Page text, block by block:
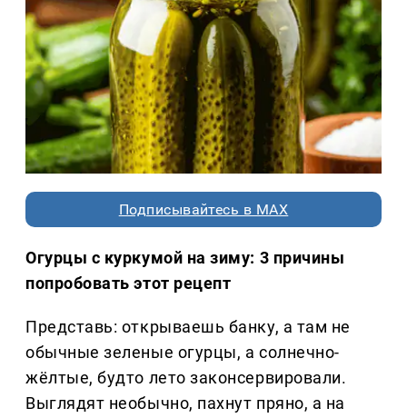
Подписывайтесь в MAX
Огурцы с куркумой на зиму: 3 причины
попробовать этот рецепт
Представь: открываешь банку, а там не
обычные зеленые огурцы, а солнечно-
жёлтые, будто лето законсервировали.
Выглядят необычно, пахнут пряно, а на